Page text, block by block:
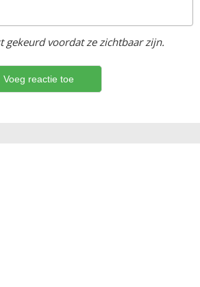
gekeurd voordat ze zichtbaar zijn.